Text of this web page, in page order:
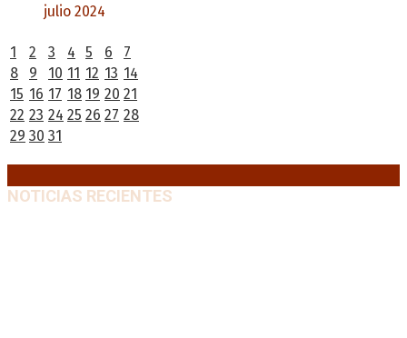
julio 2024
1
2 3 4 5 6
7
8
9 10 11 12 13 14
15 16 17 18 19 20 21
22 23 24 25 26 27 28
29 30 31
NOTICIAS RECIENTES